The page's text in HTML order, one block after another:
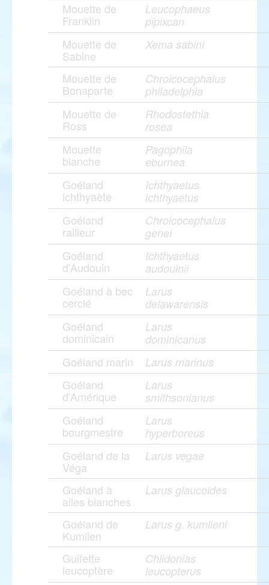
Mouette de
Franklin
Leucophaeus
pipixcan
Mouette de
Sabine
Xema sabini
Mouette de
Bonaparte
Chroicocephalus
philadelphia
Mouette de
Ross
Rhodostethia
rosea
Mouette
blanche
Pagophila
eburnea
Goéland
ichthyaète
Ichthyaetus
ichthyaetus
Goéland
railleur
Chroicocephalus
genei
Goéland
d'Audouin
Ichthyaetus
audouinii
Goéland à bec
cerclé
Larus
delawarensis
Goéland
dominicain
Larus
dominicanus
Goéland marin Larus marinus
Goéland
d'Amérique
Larus
smithsonianus
Goéland
bourgmestre
Larus
hyperboreus
Goéland de la
Véga
Larus vegae
Goéland à
ailes blanches
Larus glaucoides
Goéland de
Kumlien
Larus g. kumlieni
Guifette
leucoptère
Chlidonias
leucopterus